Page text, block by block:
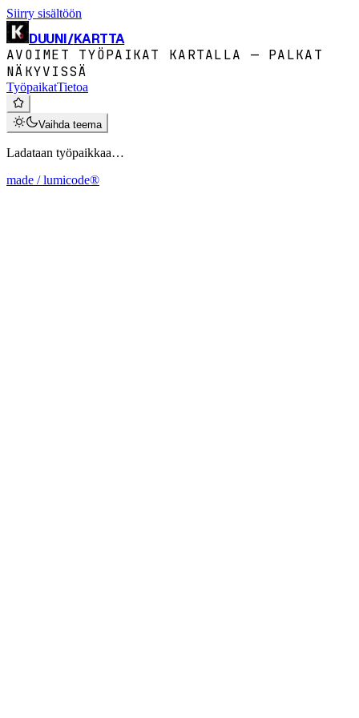
Siirry sisältöön
DUUNI/KARTTA
AVOIMET TYÖPAIKAT KARTALLA — PALKAT
NÄKYVISSÄ
TyöpaikatTietoa
Vaihda teema
Ladataan työpaikkaa…
made / lumicode®